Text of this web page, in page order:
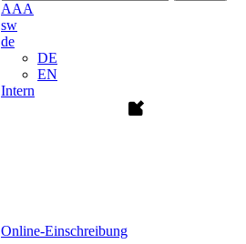
AAA
sw
de
DE
EN
Intern
Online-Einschreibung